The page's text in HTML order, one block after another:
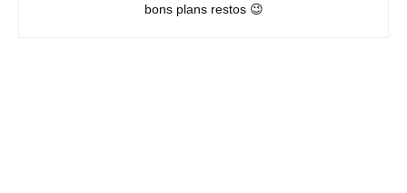
bons plans restos 😉